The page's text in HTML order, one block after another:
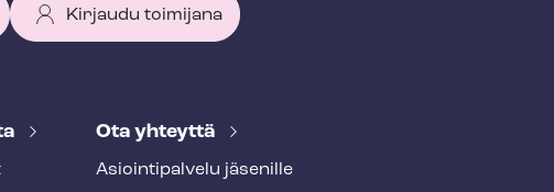
Kirjaudu toimijana
Ota yhteyttä
Asioin­ti­pal­ve­lu jäsenille